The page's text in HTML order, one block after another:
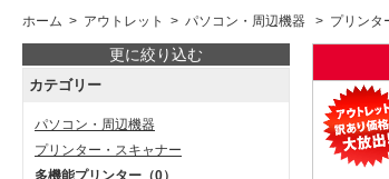
ホーム > アウトレット > パソコン・周辺機器 > プリンタ
更に絞り込む
カテゴリー
パソコン・周辺機器
プリンター・スキャナー
多機能プリンター （0）